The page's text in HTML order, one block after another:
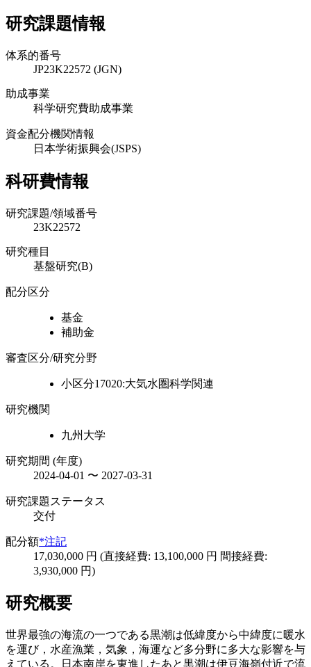
研究課題情報
体系的番号
JP23K22572 (JGN)
助成事業
科学研究費助成事業
資金配分機関情報
日本学術振興会(JSPS)
科研費情報
研究課題/領域番号
23K22572
研究種目
基盤研究(B)
配分区分
基金
補助金
審査区分/研究分野
小区分17020:大気水圏科学関連
研究機関
九州大学
研究期間 (年度)
2024-04-01 〜 2027-03-31
研究課題ステータス
交付
配分額*注記
17,030,000 円 (直接経費: 13,100,000 円 間接経費:
3,930,000 円)
研究概要
世界最強の海流の一つである黒潮は低緯度から中緯度に暖水
を運び，水産漁業，気象，海運など多分野に多大な影響を与
えている。日本南岸を東進したあと黒潮は伊豆海嶺付近で流